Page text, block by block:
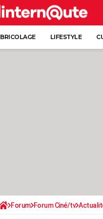
BRICOLAGE LIFESTYLE
Forum Forum Ciné/tv